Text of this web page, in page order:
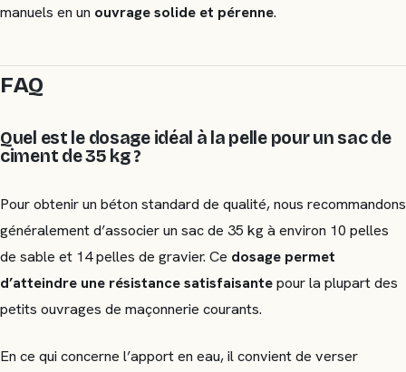
manuels en un ouvrage solide et pérenne.
FAQ
Quel est le dosage idéal à la pelle pour un sac de
ciment de 35 kg ?
Pour obtenir un béton standard de qualité, nous recommandons
généralement d’associer un sac de 35 kg à environ 10 pelles
de sable et 14 pelles de gravier. Ce dosage permet
d’atteindre une résistance satisfaisantepour la plupart des
petits ouvrages de maçonnerie courants.
En ce qui concerne l’apport en eau, il convient de verser